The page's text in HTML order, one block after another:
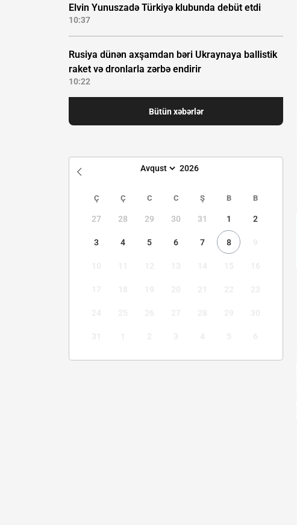
Elvin Yunuszadə Türkiyə klubunda debüt etdi
10:37
Rusiya dünən axşamdan bəri Ukraynaya ballistik
raket və dronlarla zərbə endirir
10:22
Bütün xəbərlər
Ç Ç C C Ş B B
27 28 29 30 31 1 2
3 4 5 6 7 8